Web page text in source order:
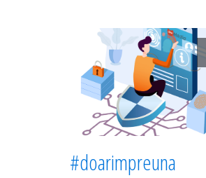
#doarimpreuna